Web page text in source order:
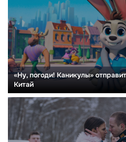
«Ну, погоди! Каникулы»
Китай